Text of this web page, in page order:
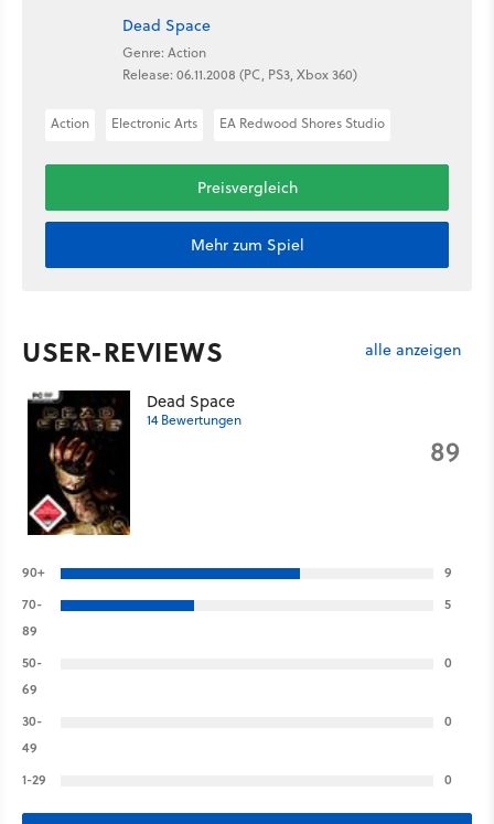
Dead Space
Genre: Action
Release: 06.11.2008 (PC, PS3, Xbox 360)
Action Electronic Arts EA Redwood Shores Studio
Preisvergleich
Mehr zum Spiel
USER-REVIEWS alle anzeigen
Dead Space
14 Bewertungen
89
90+
9
70-
89
5
50-
69
0
30-
49
0
1-29 0